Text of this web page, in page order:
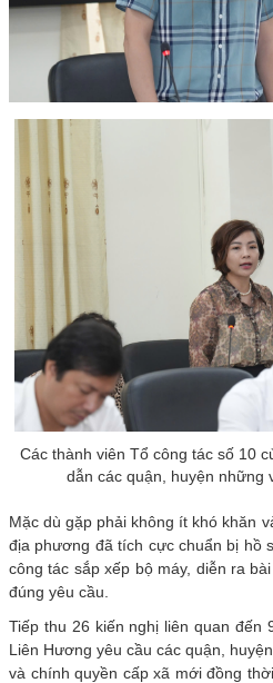
Các thành viên Tổ công tác số 10
dẫn các quận, huyện những
Mặc dù gặp phải không ít khó khăn
địa phương đã tích cực chuẩn bị
công tác sắp xếp bộ máy, diễn ra
đúng yêu cầu.
Tiếp thu 26 kiến nghị liên quan đến
Liên Hương yêu cầu các quận,
và chính quyền cấp xã mới đồng